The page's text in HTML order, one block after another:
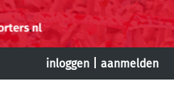
inloggen aanmelden